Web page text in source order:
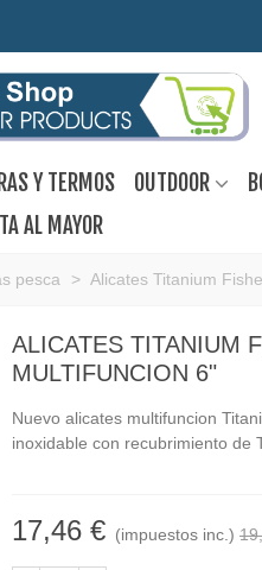
Y TERMOS OUTDOOR
AL MAYOR
pesca > Alicates Titanium
ALICATES TITANIUM
MULTIFUNCION 6"
Nuevo alicates multifuncion
inoxidable con recubrimiento de
17,46 € (impuestos inc.)